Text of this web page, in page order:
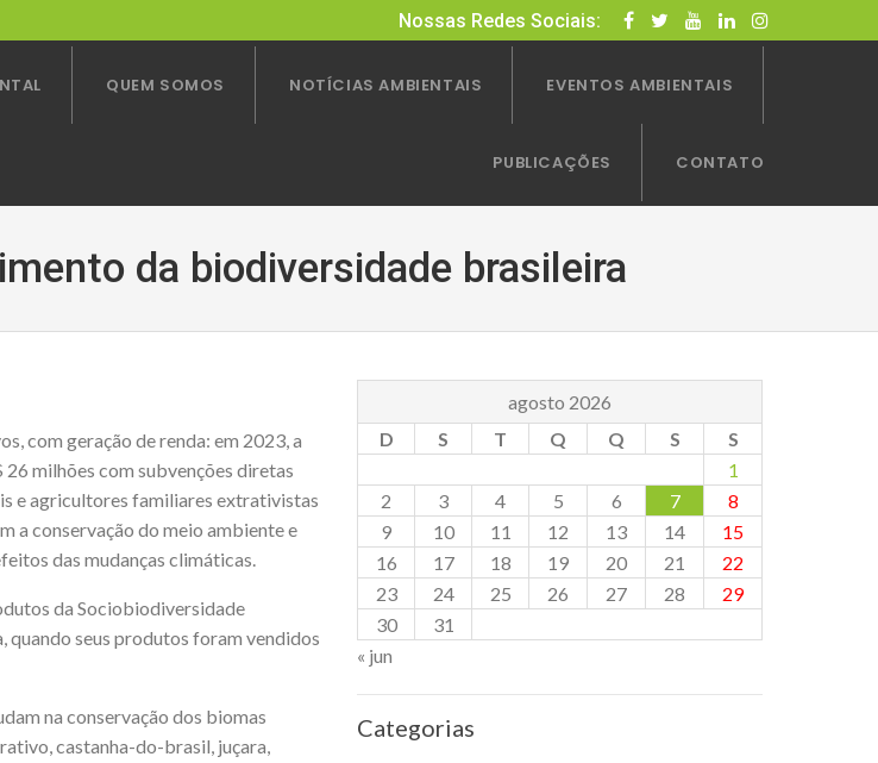
Nossas Redes Sociais:
QUEM SOMOS NOTÍCIAS AMBIENTAIS EVENTOS AMBIENTAIS
PUBLICAÇÕES CONTATO
da biodiversidade brasileira
com geração de renda: em 2023, a
milhões com subvenções diretas
e agricultores familiares extrativistas
a conservação do meio ambiente e
das mudanças climáticas.
da Sociobiodiversidade
seus produtos foram vendidos
na conservação dos biomas
castanha-do-brasil, juçara,
agosto 2026
D
S T Q Q S
S
1
2
3 4 5 6 7
8
9
10 11 12 13 14
15
16
17 18 19 20 21
22
23
24 25 26 27 28
29
30
31
« jun
Categorias